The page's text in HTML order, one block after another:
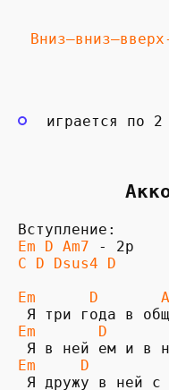
играется по
Em D Am7
C D Dsus4 D
Em      D
Em       D
Em     D